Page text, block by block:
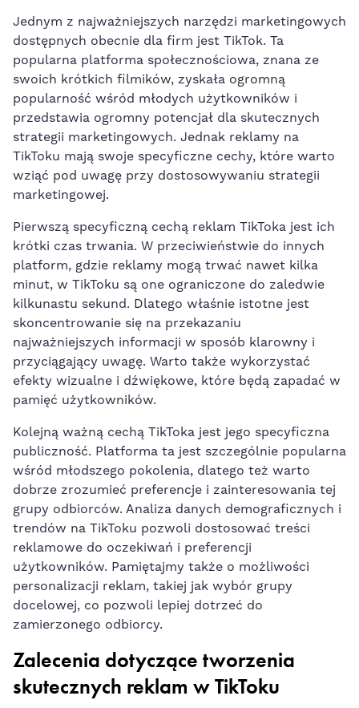
Jednym z najważniejszych narzędzi marketingowych
dostępnych obecnie dla firm jest‌ TikTok. Ta
popularna platforma społecznościowa, znana ze
swoich krótkich filmików, ⁤zyskała ogromną
popularność wśród młodych użytkowników i
przedstawia ogromny ‍potencjał dla skutecznych
strategii marketingowych. Jednak reklamy na
TikToku ‌mają swoje specyficzne ‌cechy, które warto
wziąć pod uwagę przy dostosowywaniu​ strategii
marketingowej.
Pierwszą specyficzną cechą reklam⁤ TikToka‍ jest ich
krótki czas trwania. W przeciwieństwie do innych
platform, gdzie reklamy mogą trwać nawet kilka
minut, ​w TikToku są one⁣ ograniczone ⁣do zaledwie
kilkunastu‌ sekund. Dlatego ⁤właśnie istotne jest
skoncentrowanie się na przekazaniu
najważniejszych informacji ‌w sposób klarowny i
przyciągający uwagę. Warto także wykorzystać
efekty wizualne i dźwiękowe, które​ będą zapadać w
pamięć użytkowników.
Kolejną ważną ‌cechą ‍TikToka jest jego specyficzna‍
publiczność. Platforma ta jest⁢ szczególnie popularna
wśród młodszego pokolenia, dlatego też ⁣warto
dobrze ​zrozumieć preferencje i zainteresowania tej
grupy ‍odbiorców. Analiza danych demograficznych i
trendów na TikToku pozwoli dostosować treści
reklamowe do⁤ oczekiwań i⁤ preferencji
użytkowników. Pamiętajmy także o możliwości
personalizacji reklam, ​takiej jak wybór grupy
docelowej, co pozwoli lepiej dotrzeć do
zamierzonego odbiorcy.
Zalecenia dotyczące tworzenia
skutecznych ⁣reklam w TikToku